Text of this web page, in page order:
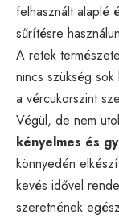
felhasznált alaplé
sűrítésre
A retek
nincs szükség
a vércukorszint
Végül, de nem
kényelmes és
könnyedén
kevés idővel
szeretnének